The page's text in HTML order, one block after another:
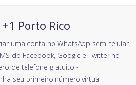
Porto Rico
uma conta no WhatsApp sem celular.
do Facebook, Google e Twitter no
de telefone gratuito -
seu primeiro número virtual